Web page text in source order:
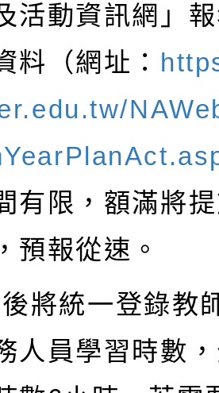
活動資訊網」
料（網址：
有限，額滿將
預報從速。
將統一登錄教
人員學習時數